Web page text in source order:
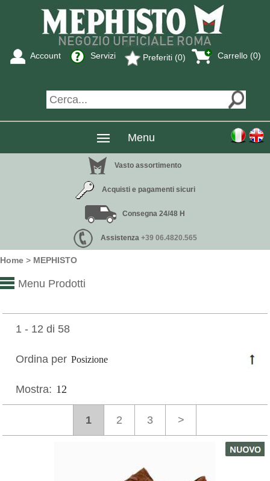
Carrello (0)
Preferiti (0)
Servizi
Account
Menu
Vasto assortimento
Acquisti e pagamenti sicuri
Consegna 24/48 H
Assistenza +39 06.4820.565
Home > MEPHISTO
Menu Prodotti
1 - 12 di 58
Ordina per
Mostra:
1 2 3 >